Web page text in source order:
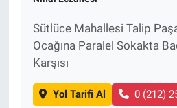
Sütlüce Mahallesi Talip
Ocağına Paralel Sokakta
Karşısı
Yol Tarifi Al 0 (212)